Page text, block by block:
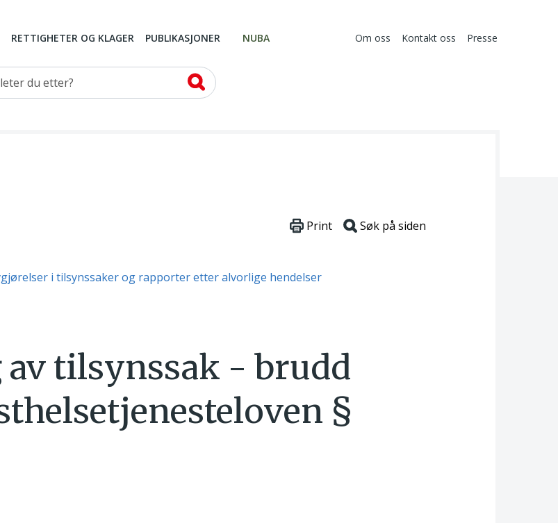
RETTIGHETER OG KLAGER PUBLIKASJONER NUBA Om oss Kontakt oss Presse
du etter?
i tilsynssaker og rapporter etter alvorlige hendelser
Print Søk på siden
tilsynssak - brudd
§